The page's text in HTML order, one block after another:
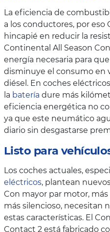
La eficiencia de
a los conductores, por
hincapié en reducir la
Continental All Season
energía necesaria para
disminuye el consumo en
diésel. En coches
la batería dure más
eficiencia energética no
ya que este neumático
diario sin desgastarse
Listo para
Los coches actuales,
eléctricos, plantean
Con mayor par motor,
más silencioso, necesitan
estas características. El
Contact 2 está fabricado